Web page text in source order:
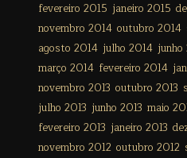
fevereiro 2015 janeiro 2015
novembro 2014 outubro 2014
agosto 2014 julho 2014
março 2014 fevereiro 2014
novembro 2013 outubro 2013
julho 2013 junho 2013 maio
fevereiro 2013 janeiro 2013
novembro 2012 outubro 2012